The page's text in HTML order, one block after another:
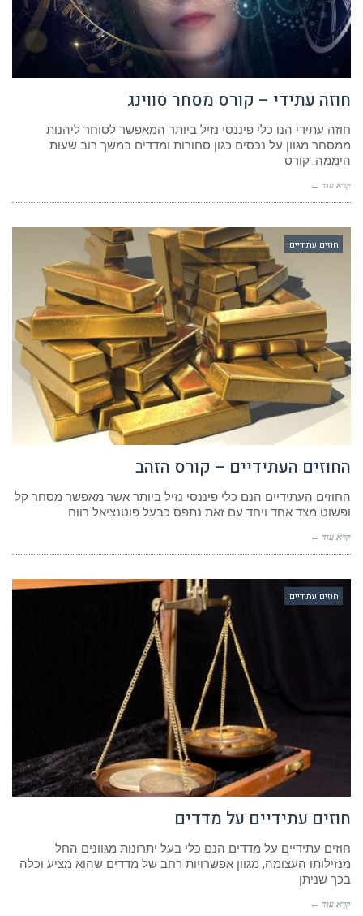
חוזה עתידי – קורס מסחר סווינג
חוזה עתידי הנו כלי פיננסי נזיל ביותר המאפשר לסוחר ליהנות
ממסחר מגוון על נכסים כגון סחורות ומדדים במשך רוב שעות
היממה. קורס
קרא עוד ←
חוזים עתידיים
החוזים העתידיים – קורס הזהב
החוזים העתידיים הנם כלי פיננסי נזיל ביותר אשר מאפשר מסחר קל
ופשוט מצד אחד ויחד עם זאת נתפס כבעל פוטנציאל רווח
קרא עוד ←
חוזים עתידיים
חוזים עתידיים על מדדים
חוזים עתידיים על מדדים הנם כלי בעל יתרונות מגוונים החל
מנזילותו העצומה, מגוון אפשרויות רחב של מדדים שהוא מציע וכלה
בכך שניתן
קרא עוד ←